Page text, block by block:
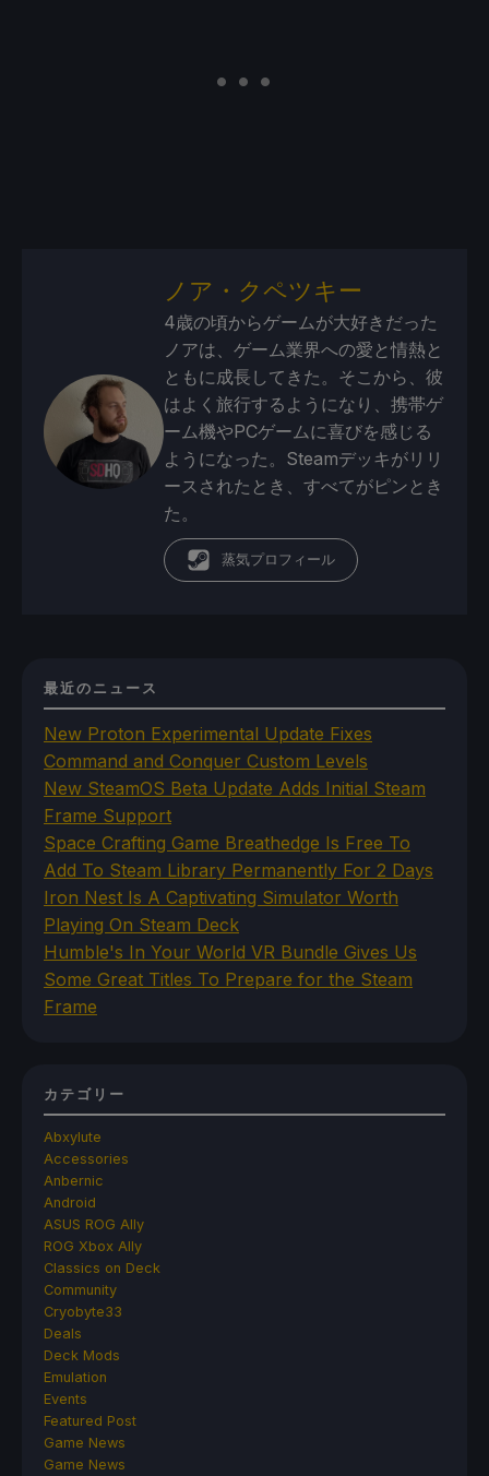
ノア・クペツキー
4歳の頃からゲームが大好きだった
ノアは、ゲーム業界への愛と情熱と
ともに成長してきた。そこから、彼
はよく旅行するようになり、携帯ゲ
ーム機やPCゲームに喜びを感じる
ようになった。Steamデッキがリリ
ースされたとき、すべてがピンとき
た。
蒸気プロフィール
最近のニュース
New Proton Experimental Update Fixes
Command and Conquer Custom Levels
New SteamOS Beta Update Adds Initial Steam
Frame Support
Space Crafting Game Breathedge Is Free To
Add To Steam Library Permanently For 2 Days
Iron Nest Is A Captivating Simulator Worth
Playing On Steam Deck
Humble's In Your World VR Bundle Gives Us
Some Great Titles To Prepare for the Steam
Frame
カテゴリー
Abxylute
Accessories
Anbernic
Android
ASUS ROG Ally
ROG Xbox Ally
Classics on Deck
Community
Cryobyte33
Deals
Deck Mods
Emulation
Events
Featured Post
Game News
Game News